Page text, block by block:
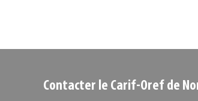
Contacter le Carif-Oref de